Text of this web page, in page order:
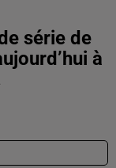
série de
à